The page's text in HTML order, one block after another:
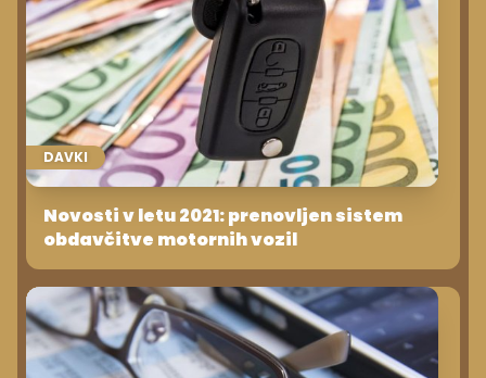
DAVKI
Novosti v letu 2021: prenovljen sistem
obdavčitve motornih vozil